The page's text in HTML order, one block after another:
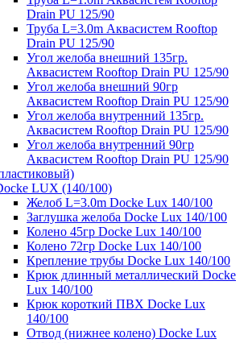
Drain PU 125/90
Труба L=3.0m Аквасистем Rooftop
Drain PU 125/90
Угол желоба внешний 135гр.
Аквасистем Rooftop Drain PU 125/90
Угол желоба внешний 90гр
Аквасистем Rooftop Drain PU 125/90
Угол желоба внутренний 135гр.
Аквасистем Rooftop Drain PU 125/90
Угол желоба внутренний 90гр
Аквасистем Rooftop Drain PU 125/90
LUX (140/100)
Желоб L=3.0m Docke Lux 140/100
Заглушка желоба Docke Lux 140/100
Колено 45гр Docke Lux 140/100
Колено 72гр Docke Lux 140/100
Крепление трубы Docke Lux 140/100
Крюк длинный металлический Docke
Lux 140/100
Крюк короткий ПВХ Docke Lux
140/100
Отвод (нижнее колено) Docke Lux